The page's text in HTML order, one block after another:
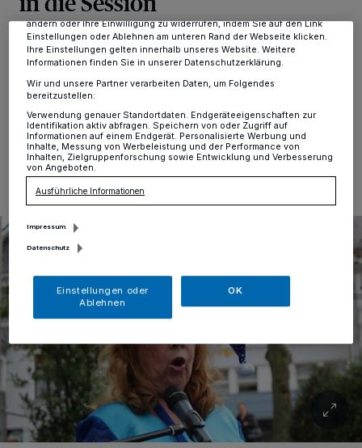
Alt-Erkrath·Unter dem Motto „Onse Stadt steht
Kopp“ startet die Große Erkrather KG und die KG
„Letzten Hänger“ in eine ganz besondere Session.
05.11.2019 , 12:55 Uhr Eine Minute Lesezeit
dieses Menü jederzeit wieder aufrufen, um Ihre Einstellungen zu
ändern oder Ihre Einwilligung zu widerrufen, indem Sie auf den Link
Einstellungen oder Ablehnen am unteren Rand der Webseite klicken.
Ihre Einstellungen gelten innerhalb unseres Website. Weitere
Informationen finden Sie in unserer Datenschutzerklärung.
Wir und unsere Partner verarbeiten Daten, um Folgendes
bereitzustellen:
Verwendung genauer Standortdaten. Endgeräteeigenschaften zur
Identifikation aktiv abfragen. Speichern von oder Zugriff auf
Informationen auf einem Endgerät. Personalisierte Werbung und
Inhalte, Messung von Werbeleistung und der Performance von
Inhalten, Zielgruppenforschung sowie Entwicklung und Verbesserung
von Angeboten.
Ausführliche Informationen
Impressum
Datenschutz
Einstellungen oder
Ablehnen
OK